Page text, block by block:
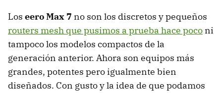
Los eero Max 7 no son los discretos y pequeños
routers mesh que pusimos a prueba hace poco ni
tampoco los modelos compactos de la
generación anterior. Ahora son equipos más
grandes, potentes pero igualmente bien
diseñados. Con gusto y la idea de que podamos